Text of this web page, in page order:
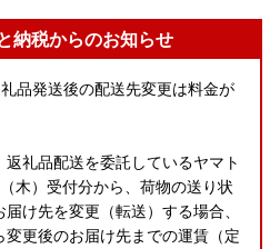
納税からのお知らせ
品発送後の配送先変更は料金が
礼品配送を委託しているヤマト
木）受付分から、荷物の送り状
け先を変更（転送）する場合、
更後のお届け先までの運賃（定